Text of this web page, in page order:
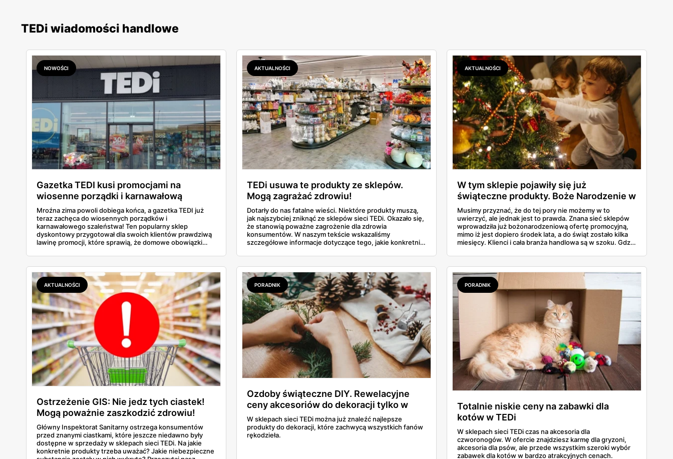
TEDi wiadomości handlowe
NOWOŚCI
Gazetka TEDI kusi promocjami na
wiosenne porządki i karnawałową
zabawę
Mroźna zima powoli dobiega końca, a gazetka TEDI już
teraz zachęca do wiosennych porządków i
karnawałowego szaleństwa! Ten popularny sklep
dyskontowy przygotował dla swoich klientów prawdziwą
lawinę promocji, które sprawią, że domowe obowiązki
ale na pewno będą mniej uciążliwe! Nie da się ukryć, że
gazetka TEDI tym razem naprawdę pozytywnie zaskakuje.
Znajdziemy w niej wszystko, czego potrzebujemy do
kompleksowych porządków - od podstawowych
akcesoriów po zaawansowany sprzęt. A co najlepsze?
Ceny naprawdę mogą zawrócić w głowie! I to nie jest
pusty slogan reklamowy.
AKTUALNOŚCI
TEDi usuwa te produkty ze sklepów.
Mogą zagrażać zdrowiu!
Dotarły do nas fatalne wieści. Niektóre produkty muszą,
jak najszybciej zniknąć ze sklepów sieci TEDi. Okazało się,
że stanowią poważne zagrożenie dla zdrowia
konsumentów. W naszym tekście wskazaliśmy
szczegółowe informacje dotyczące tego, jakie konkretnie
ostrożność.
AKTUALNOŚCI
W tym sklepie pojawiły się już
świąteczne produkty. Boże Narodzenie w
środku lata?
Musimy przyznać, że do tej pory nie możemy w to
uwierzyć, ale jednak jest to prawda. Znana sieć sklepów
wprowadziła już bożonarodzeniową ofertę promocyjną,
mimo iż jest dopiero środek lata, a do świąt zostało kilka
miesięcy. Klienci i cała branża handlowa są w szoku. Gdzie
AKTUALNOŚCI
Ostrzeżenie GIS: Nie jedz tych ciastek!
Mogą poważnie zaszkodzić zdrowiu!
Główny Inspektorat Sanitarny ostrzega konsumentów
przed znanymi ciastkami, które jeszcze niedawno były
dostępne w sprzedaży w sklepach sieci TEDi. Na jakie
konkretnie produkty trzeba uważać? Jakie niebezpieczne
PORADNIK
Ozdoby świąteczne DIY. Rewelacyjne
ceny akcesoriów do dekoracji tylko w
TEDi
W sklepach sieci TEDi można już znaleźć najlepsze
produkty do dekoracji, które zachwycą wszystkich fanów
rękodzieła.
PORADNIK
Totalnie niskie ceny na zabawki dla
kotów w TEDi
W sklepach sieci TEDi czas na akcesoria dla
czworonogów. W ofercie znajdziesz karmę dla gryzoni,
akcesoria dla psów, ale przede wszystkim szeroki wybór
zabawek dla kotów w bardzo atrakcyjnych cenach.